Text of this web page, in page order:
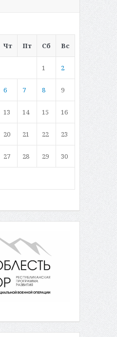
Чт Пт Сб Вс
1 2
6 7 8 9
13 14 15 16
20 21 22 23
27 28 29 30